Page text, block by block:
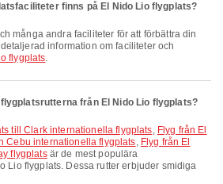
finns på El Nido Lio flygplats?
information om faciliteter och
flygplats.
från El Nido Lio flygplats?
till Clark internationella flygplats, Flyg från El
Cebu internationella flygplats, Flyg från El
flygplatsär de mest populära
Lio flygplats. Dessa rutter erbjuder smidiga